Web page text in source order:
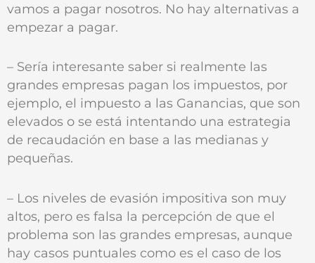
vamos a pagar nosotros. No hay alternativas a
empezar a pagar.
– Sería interesante saber si realmente las
grandes empresas pagan los impuestos, por
ejemplo, el impuesto a las Ganancias, que son
elevados o se está intentando una estrategia
de recaudación en base a las medianas y
pequeñas.
– Los niveles de evasión impositiva son muy
altos, pero es falsa la percepción de que el
problema son las grandes empresas, aunque
hay casos puntuales como es el caso de los